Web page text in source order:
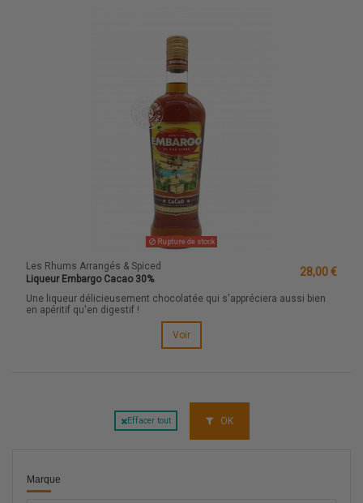
Rupture de stock
Les Rhums Arrangés & Spiced
Liqueur Embargo Cacao 30%
28,00 €
Une liqueur délicieusement chocolatée qui s'appréciera aussi bien
en apéritif qu'en digestif !
Voir
Effacer tout OK
Marque